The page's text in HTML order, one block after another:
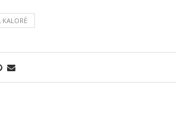
KALORÉ